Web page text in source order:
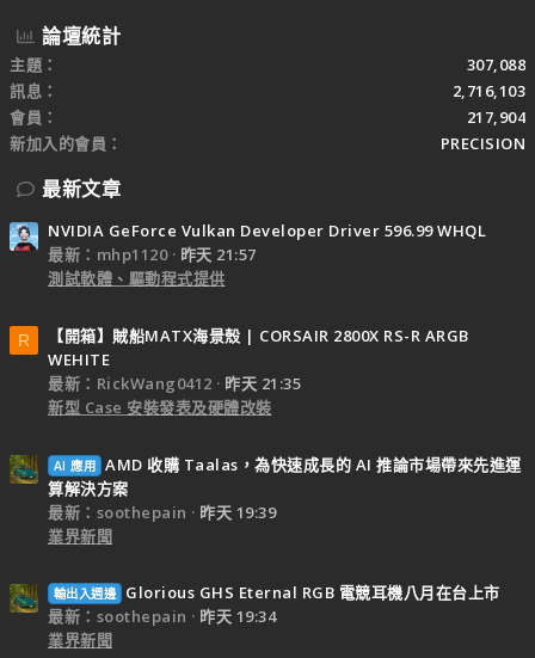
論壇統計
主題
307,088
訊息
2,716,103
會員
217,904
新加入的會員
PRECISION
最新文章
NVIDIA GeForce Vulkan Developer Driver 596.99 WHQL
最新：mhp1120
昨天 21:57
測試軟體、驅動程式提供
R
【開箱】賊船MATX海景殼 | CORSAIR 2800X RS-R ARGB
WEHITE
最新：RickWang0412
昨天 21:35
新型 Case 安裝發表及硬體改裝
AI 應用 AMD 收購 Taalas，為快速成長的 AI 推論市場帶來先進運
算解決方案
最新：soothepain
昨天 19:39
業界新聞
輸出入週邊
Glorious GHS Eternal RGB 電競耳機八月在台上市
最新：soothepain
昨天 19:34
業界新聞